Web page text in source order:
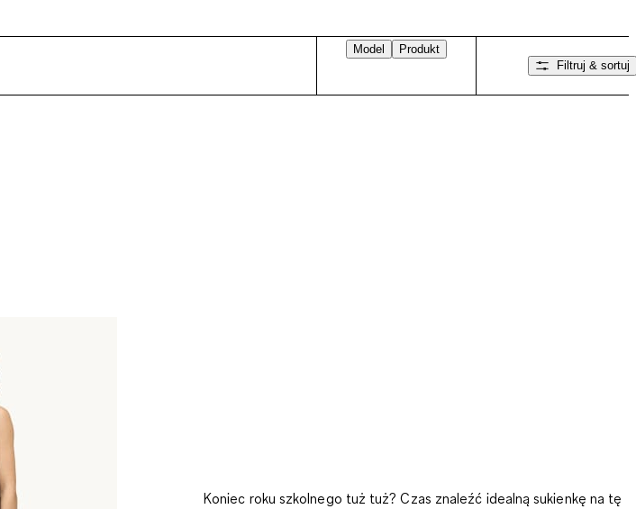
Model
Produkt
Filtruj & sortuj
Koniec roku szkolnego tuż tuż? Czas znaleźć idealną sukienkę na tę